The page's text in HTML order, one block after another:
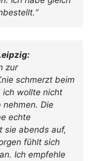
zur
schmerzt beim
wollte nicht
Die
echte
sie abends auf,
fühlt sich
Ich empfehle